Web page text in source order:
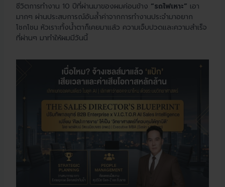
ชีวิตการทำงาน 10 ปีที่ผ่านมาของผมค่อนข้าง “รถไฟเหาะ” เอา
มากๆ ผ่านประสบการณ์อันล้ำค่าจากการทำงานประจำมาอยาก
โชกโชน หัวเราะทั้งน้ำตาก็เคยมาแล้ว ความเจ็บปวดและความสำเร็จ
ที่ผ่านๆ มาทำให้ผมมีวันนี้